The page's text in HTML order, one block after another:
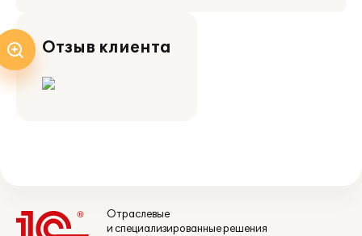
Отзыв клиента
Отраслевые
и специализированные решения